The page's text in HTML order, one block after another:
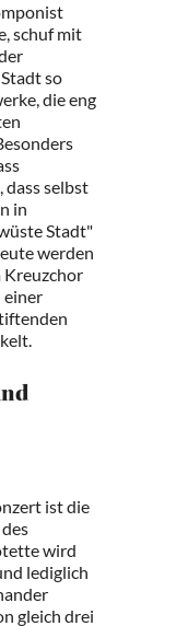
schuf mit
so
die eng
dass selbst
in
Stadt"
werden
Kreuzchor
einer
ist die
wird
lediglich
gleich drei